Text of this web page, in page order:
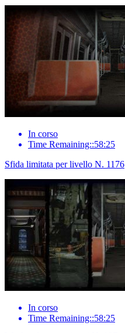
In corso
Time Remaining::58:25
Sfida limitata per livello N. 1176
In corso
Time Remaining::58:25